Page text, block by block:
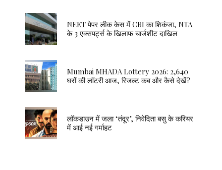
NEET पेपर लीक केस में CBI का शिकंजा, NTA
के 3 एक्सपर्ट्स के खिलाफ चार्जशीट दाखिल
Mumbai MHADA Lottery 2026: 2,640
घरों की लॉटरी आज, रिजल्ट कब और कैसे देखें?
लॉकडाउन में जला ‘तंदूर’, निवेदिता बसु के करियर
में आई नई गर्माहट